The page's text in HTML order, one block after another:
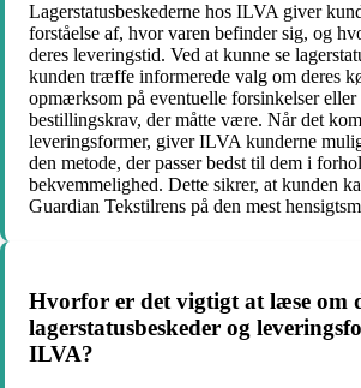
Lagerstatusbeskederne hos ILVA giver
forståelse af, hvor varen befinder sig, og
deres leveringstid. Ved at kunne se
kunden træffe informerede valg om deres
opmærksom på eventuelle forsinkelser
bestillingskrav, der måtte være. Når det
leveringsformer, giver ILVA kunderne
den metode, der passer bedst til dem i
bekvemmelighed. Dette sikrer, at kunden
Guardian Tekstilrens på den mest
Hvorfor er det vigtigt at læse om
lagerstatusbeskeder og
ILVA?